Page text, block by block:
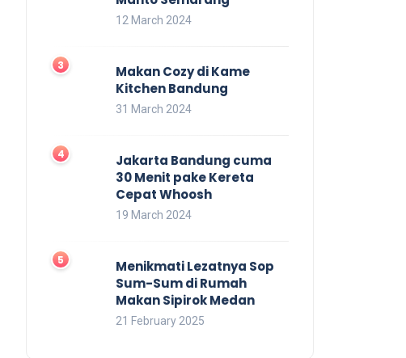
12 March 2024
Makan Cozy di Kame
Kitchen Bandung
31 March 2024
Jakarta Bandung cuma
30 Menit pake Kereta
Cepat Whoosh
19 March 2024
Menikmati Lezatnya Sop
Sum-Sum di Rumah
Makan Sipirok Medan
21 February 2025